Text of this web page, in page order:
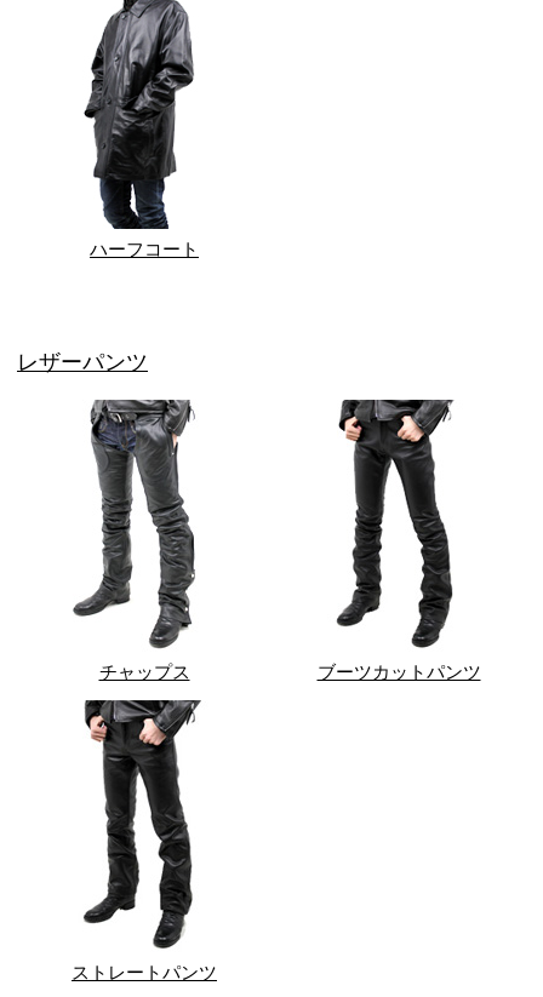
ハーフコート
レザーパンツ
チャップス ブーツカットパンツ
ストレートパンツ